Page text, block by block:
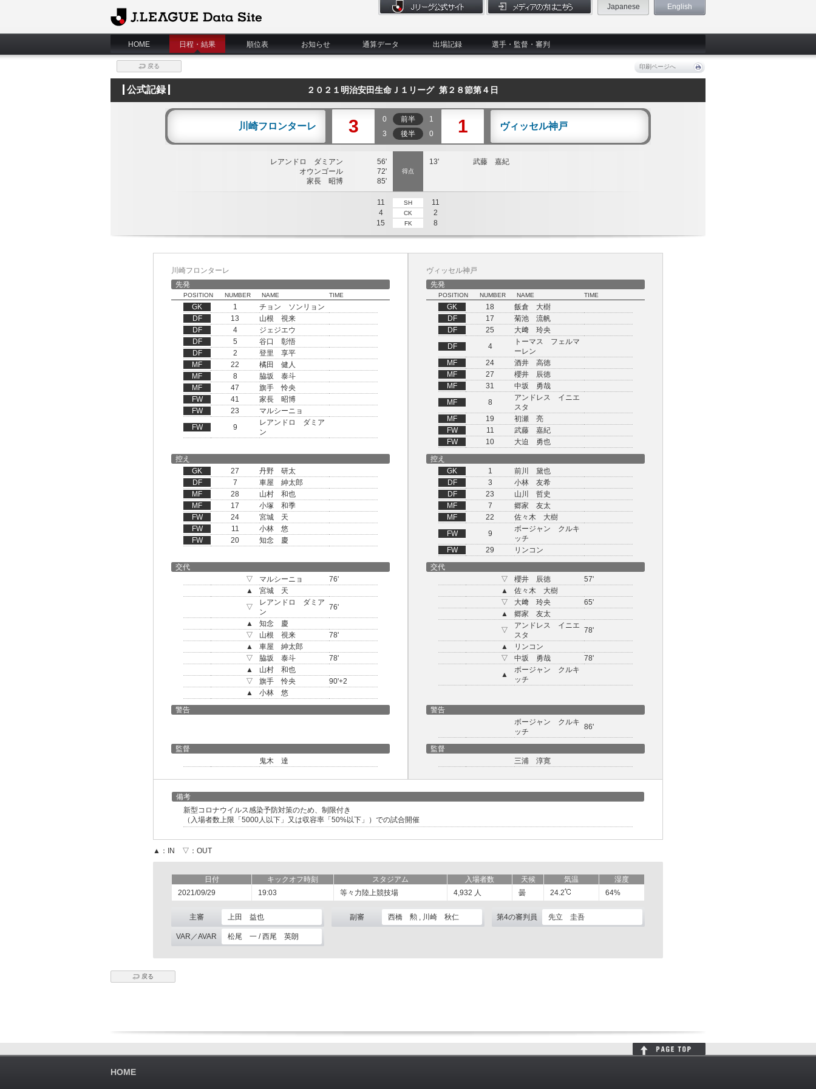
J.League Data Site
Japanese English
HOME 日程・結果 順位表 お知らせ 通算データ 出場記録 選手・監督・審判
戻る 印刷ページへ
公式記録 ２０２１明治安田生命Ｊ１リーグ 第２８節第４日
川崎フロンターレ 3 0 前半
1
3
後半 0 1 ヴィッセル神戸
レアンドロ ダミアン
56'
オウンゴール
72'
家長 昭博
85'
得点
13' 武藤 嘉紀
11 SH
11
4
CK
2
15
FK 8
川崎フロンターレ
先発
POSITION NUMBER NAME TIME
GK 1
チョン ソンリョン
DF
13
山根 視来
DF
4
ジェジエウ
DF
5
谷口 彰悟
DF
2
登里 享平
MF
22
橘田 健人
MF
8
脇坂 泰斗
MF
47
旗手 怜央
FW
41
家長 昭博
FW
23
マルシーニョ
FW
9
レアンドロ ダミア
ン
ヴィッセル神戸
先発
POSITION NUMBER NAME TIME
GK 18
飯倉 大樹
DF
17
菊池 流帆
DF
25
大﨑 玲央
DF
4
トーマス フェルマ
ーレン
MF
24
酒井 高徳
MF
27
櫻井 辰徳
MF
31
中坂 勇哉
MF
8
アンドレス イニエ
スタ
MF
19
初瀬 亮
FW
11
武藤 嘉紀
FW
10
大迫 勇也
控え
GK
27
丹野 研太
DF
7
車屋 紳太郎
MF
28
山村 和也
MF
17
小塚 和季
FW
24
宮城 天
FW
11
小林 悠
FW
20 知念 慶
控え
GK
1
前川 黛也
DF
3
小林 友希
DF
23
山川 哲史
MF
7
郷家 友太
MF
22
佐々木 大樹
FW
9
ボージャン クルキ
ッチ
FW
29
リンコン
交代
▽
マルシーニョ
76'
▲
宮城 天
▽
レアンドロ ダミア
ン
76'
▲
知念 慶
▽
山根 視来
78'
▲
車屋 紳太郎
▽
脇坂 泰斗
78'
▲
山村 和也
▽
旗手 怜央
90'+2
▲
小林 悠
交代
▽
櫻井 辰徳
57'
▲
佐々木 大樹
▽
大﨑 玲央
65'
▲
郷家 友太
▽
アンドレス イニエ
スタ
78'
▲
リンコン
▽
中坂 勇哉
78'
▲
ボージャン クルキ
ッチ
警告
警告
ボージャン クルキ
ッチ
86'
監督
鬼木 達
監督
三浦 淳寛
備考
新型コロナウイルス感染予防対策のため、制限付き
（入場者数上限「5000人以下」又は収容率「50%以下」）での試合開催
▲：IN ▽：OUT
日付 キックオフ時刻 スタジアム 入場者数 天候 気温
湿度
2021/09/29
19:03 等々力陸上競技場 4,932 人 曇 24.2 64%
主審 上田 益也 副審 西橋 勲 , 川崎 秋仁 第4の審判員 先立 圭吾
VAR／AVAR 松尾 一 / 西尾 英朗
戻る
HOME